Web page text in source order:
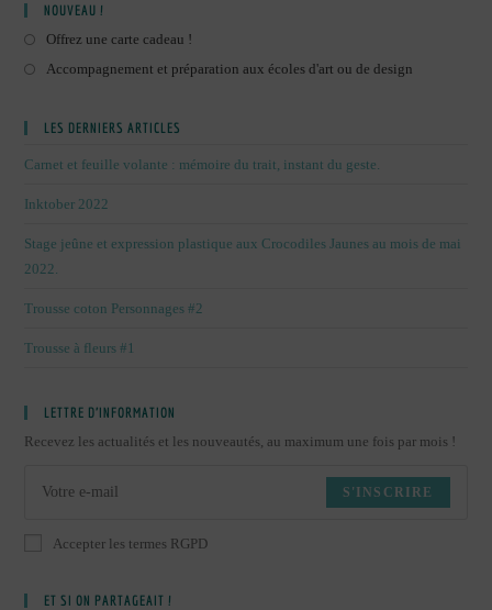
NOUVEAU !
Offrez une carte cadeau !
Accompagnement et préparation aux écoles d'art ou de design
LES DERNIERS ARTICLES
Carnet et feuille volante : mémoire du trait, instant du geste.
Inktober 2022
Stage jeûne et expression plastique aux Crocodiles Jaunes au mois de mai
2022.
Trousse coton Personnages #2
Trousse à fleurs #1
LETTRE D’INFORMATION
Recevez les actualités et les nouveautés, au maximum une fois par mois !
S'INSCRIRE
Accepter les termes RGPD
ET SI ON PARTAGEAIT !